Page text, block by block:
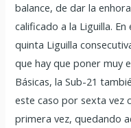
balance, de dar la
calificado a la Liguilla.
quinta Liguilla
que hay que poner muy
Básicas, la Sub-21
este caso por sexta vez
primera vez, quedando